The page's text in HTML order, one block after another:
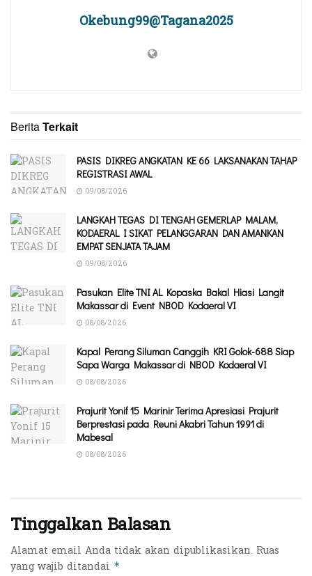
Okebung99@Tagana2025
BeritaTerkait
PASIS DIKREG ANGKATAN KE 66 LAKSANAKAN TAHAP
REGISTRASI AWAL
09/08/2026
LANGKAH TEGAS DI TENGAH GEMERLAP MALAM,
KODAERAL I SIKAT PELANGGARAN DAN AMANKAN
EMPAT SENJATA TAJAM
09/08/2026
Pasukan Elite TNI AL Kopaska Bakal Hiasi Langit
Makassar di Event NBOD Kodaeral VI
08/08/2026
Kapal Perang Siluman Canggih KRI Golok-688 Siap
Sapa Warga Makassar di NBOD Kodaeral VI
08/08/2026
Prajurit Yonif 15 Marinir Terima Apresiasi Prajurit
Berprestasi pada Reuni Akabri Tahun 1991 di
Mabesal
08/08/2026
Tinggalkan Balasan
Alamat email Anda tidak akan dipublikasikan. Ruas
yang wajib ditandai *